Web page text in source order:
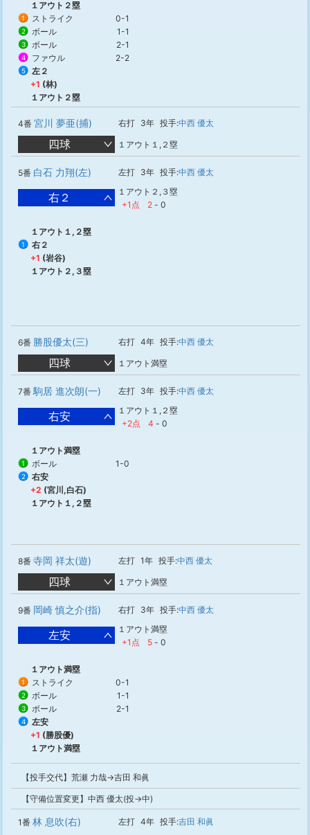
１アウト２塁
1 ストライク 0-1
2 ボール 1-1
3 ボール 2-1
4 ファウル 2-2
5
左２
+1 (林)
１アウト２塁
4番 宮川 夢亜(捕) 右打 3年 投手:中西 優太
四球 １アウト１,２塁
5番 白石 力翔(左) 左打 3年 投手:中西 優太
右２
１アウト２,３塁
+1点
2 - 0
１アウト１,２塁
1
右２
+1 (岩谷)
１アウト２,３塁
6番 勝股優太(三) 右打 4年 投手:中西 優太
四球 １アウト満塁
7番駒居 進次朗(一) 左打 3年 投手:中西 優太
右安
１アウト１,２塁
+2点
4 - 0
１アウト満塁
1 ボール 1-0
2
右安
+2 (宮川,白石)
１アウト１,２塁
8番 寺岡 祥太(遊) 左打 1年 投手:中西 優太
四球 １アウト満塁
9番 岡崎 慎之介(指) 右打 3年 投手:中西 優太
左安
１アウト満塁
+1点
5 - 0
１アウト満塁
1 ストライク 0-1
2 ボール 1-1
3 ボール 2-1
4
左安
+1 (勝股優)
１アウト満塁
【投手交代】荒瀬 力哉→吉田 和眞
【守備位置変更】中西 優太(投→中)
1番 林 息吹(右) 左打 4年 投手:吉田 和眞